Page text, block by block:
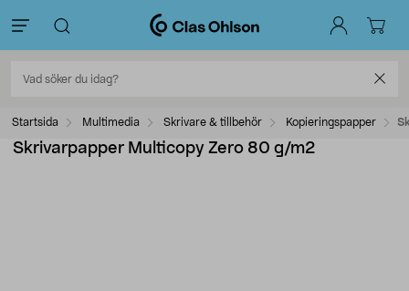
Startsida Multimedia Skrivare & tillbehör Kopieringspapper
Skrivarpapper Multicopy Zero 80 g/m2